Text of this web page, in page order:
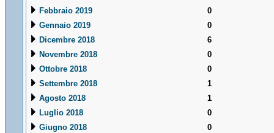
Febbraio 2019
0
Gennaio 2019
0
Dicembre 2018
6
Novembre 2018
0
Ottobre 2018
0
Settembre 2018
1
Agosto 2018
1
Luglio 2018
0
Giugno 2018
0